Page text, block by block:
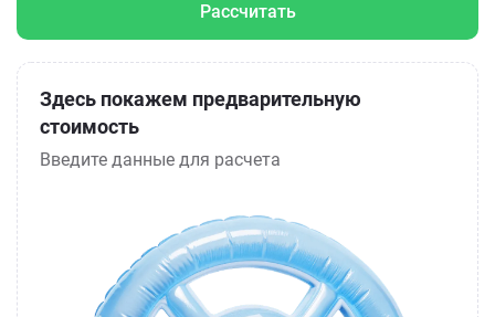
Рассчитать
Здесь покажем предварительную
стоимость
Введите данные для расчета